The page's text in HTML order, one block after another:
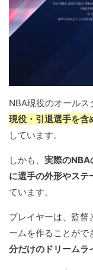
NBA現役のオールス
現役・引退選手を
しています。
しかも、 実際のNBA
に選手の外形やステ
ています。
プレイヤーは、監督
ームを作ることがで
分だけのドリームラ